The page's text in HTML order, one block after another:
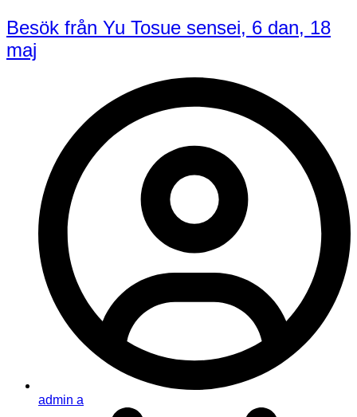
Besök från Yu Tosue sensei, 6 dan, 18
maj
admin a